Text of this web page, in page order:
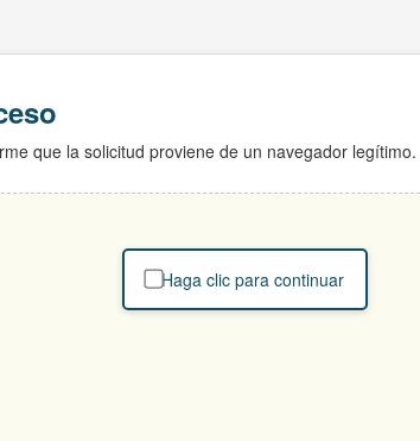
que la solicitud proviene de un navegador legítimo.
Haga clic para continuar